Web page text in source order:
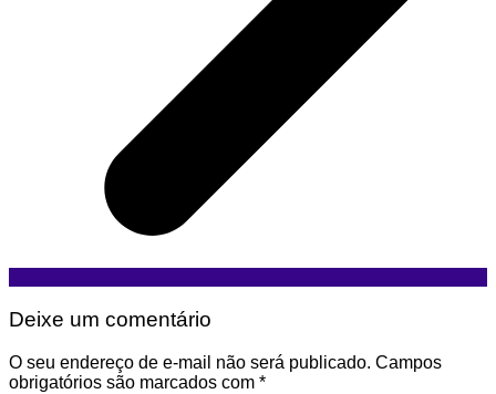
Deixe um comentário
O seu endereço de e-mail não será publicado. Campos
obrigatórios são marcados com *